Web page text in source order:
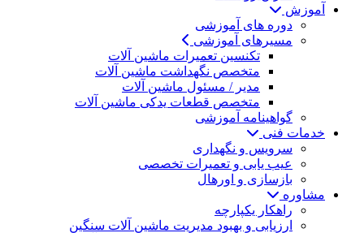
آموزش
دوره های آموزشی
مسیرهای آموزشی
تکنسین تعمیرات ماشین آلات
متخصص نگهداشت ماشین آلات
مدیر / مسئول ماشین آلات
متخصص قطعات یدکی ماشین آلات
گواهینامه آموزشی
خدمات فنی
سرویس و نگهداری
عیب یابی و تعمیرات تخصصی
بازسازی و اورهال
مشاوره
راهکار یکپارچه
ارزیابی و بهبود مدیریت ماشین آلات سنگین